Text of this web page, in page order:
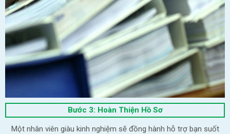
Bước 3: Hoàn Thiện Hồ Sơ
Một nhân viên giàu kinh nghiệm sẽ đồng hành hỗ trợ bạn suốt